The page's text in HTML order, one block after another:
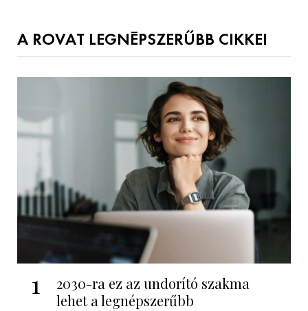
A ROVAT LEGNÉPSZERŰBB CIKKEI
1
2030-ra ez az undorító szakma
lehet a legnépszerűbb